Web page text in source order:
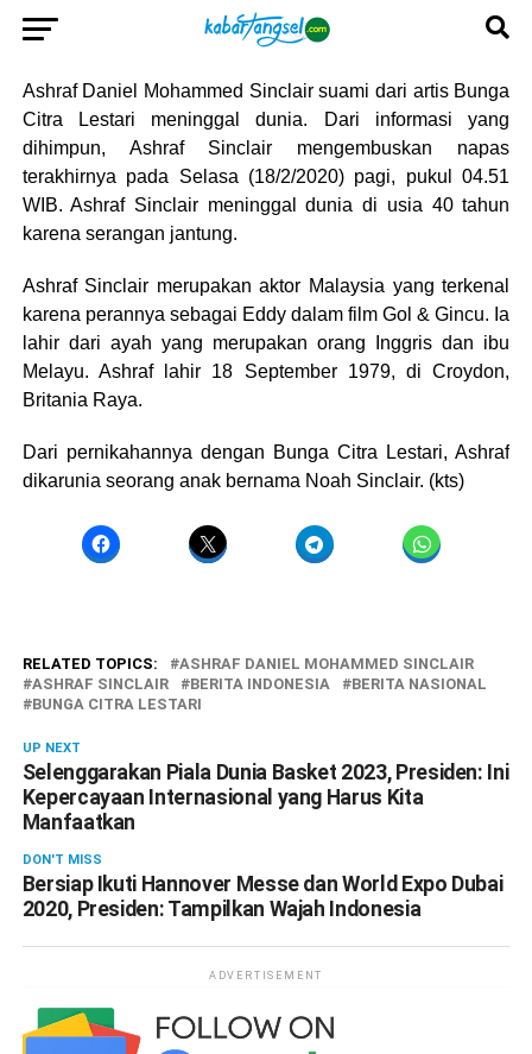
Ashraf Daniel Mohammed Sinclair suami dari artis Bunga
Citra Lestari meninggal dunia. Dari informasi yang
dihimpun, Ashraf Sinclair mengembuskan napas
terakhirnya pada Selasa (18/2/2020) pagi, pukul 04.51
WIB. Ashraf Sinclair meninggal dunia di usia 40 tahun
karena serangan jantung.
Ashraf Sinclair merupakan aktor Malaysia yang terkenal
karena perannya sebagai Eddy dalam film Gol & Gincu. Ia
lahir dari ayah yang merupakan orang Inggris dan ibu
Melayu. Ashraf lahir 18 September 1979, di Croydon,
Britania Raya.
Dari pernikahannya dengan Bunga Citra Lestari, Ashraf
dikarunia seorang anak bernama Noah Sinclair. (kts)
RELATED TOPICS:
ASHRAF DANIEL MOHAMMED SINCLAIR
ASHRAF SINCLAIR
BERITA INDONESIA
BERITA NASIONAL
BUNGA CITRA LESTARI
UP NEXT
Selenggarakan Piala Dunia Basket 2023, Presiden: Ini
Kepercayaan Internasional yang Harus Kita
Manfaatkan
DON'T MISS
Bersiap Ikuti Hannover Messe dan World Expo Dubai
2020, Presiden: Tampilkan Wajah Indonesia
ADVERTISEMENT